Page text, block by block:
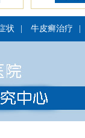
状 牛皮癣治疗